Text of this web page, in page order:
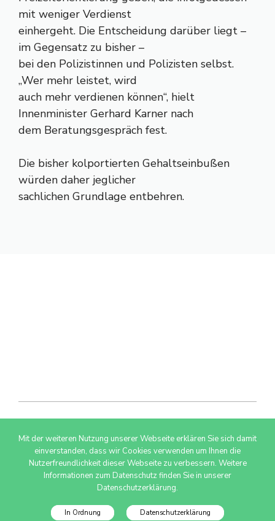
mit weniger Verdienst
einhergeht. Die Entscheidung darüber liegt –
im Gegensatz zu bisher –
bei den Polizistinnen und Polizisten selbst.
„Wer mehr leistet, wird
auch mehr verdienen können“, hielt
Innenminister Gerhard Karner nach
dem Beratungsgespräch fest.
Die bisher kolportierten Gehaltseinbußen
würden daher jeglicher
sachlichen Grundlage entbehren.
© 2026 AdSimple GmbH
Mit der weiteren Nutzung unserer Webseite erklären Sie sich damit
einverstanden, dass wir Cookies verwenden um Ihnen die
Nutzerfreundlichkeit dieser Webseite zu verbessern. Weitere
Informationen zum Datenschutz finden Sie in unserer
Datenschutzerklärung.
In Ordnung Datenschutzerklärung
Datenschutzinfo